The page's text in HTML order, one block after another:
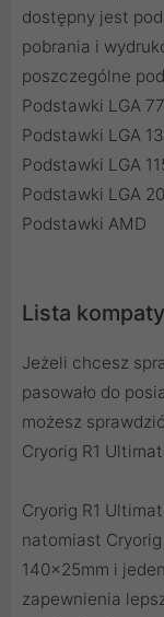
dostępny jest
pobrania i
poszczególne
Podstawki LGA
Podstawki LGA
Podstawki LGA
Podstawki LGA
Podstawki AMD
Lista
Jeżeli chcesz
pasowało do
możesz
Cryorig R1
Cryorig R1
natomiast
140x25mm i
zapewnienia